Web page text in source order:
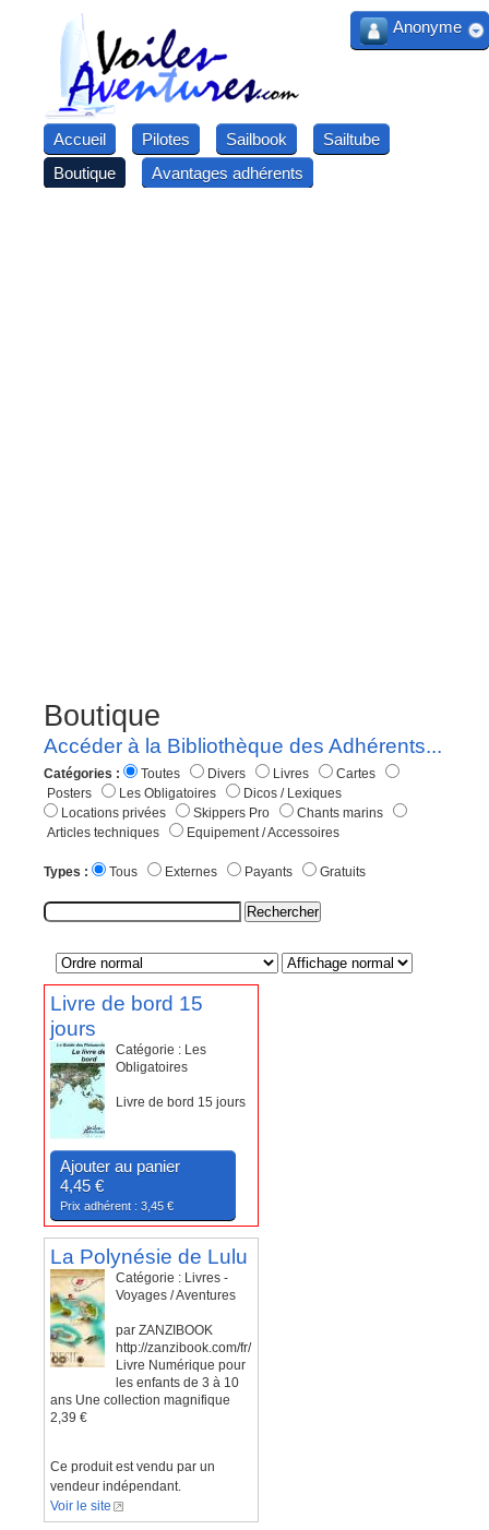
Accueil Pilotes Sailbook
Sailtube
Boutique
Avantages adhérents
Boutique
Accéder à la Bibliothèque des Adhérents...
Catégories : Toutes Divers Livres
Cartes
Posters
Les Obligatoires
Dicos / Lexiques
Locations privées
Skippers Pro
Chants marins
Articles techniques
Equipement / Accessoires
Types : Tous Externes Payants Gratuits
Livre de bord 15
jours
Catégorie : Les
Obligatoires
Livre de bord 15 jours
Ajouter au panier
4,45 €
Prix adhérent : 3,45 €
La Polynésie de Lulu
Catégorie : Livres -
Voyages / Aventures
par ZANZIBOOK
http://zanzibook.com/fr/
Livre Numérique pour
les enfants de 3 à 10
ans Une collection magnifique
2,39 €
Ce produit est vendu par un
vendeur indépendant.
Voir le site
Anonyme